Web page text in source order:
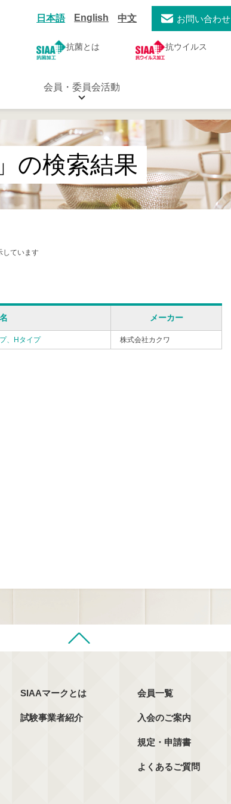
日本語 English 中文 お問い合わせ
抗菌とは 抗ウイルス
会員・委員会活動
の検索結果
しています
メーカー
、Hタイプ 株式会社カクワ
SIAAマークとは
試験事業者紹介
会員一覧
入会のご案内
規定・申請書
よくあるご質問